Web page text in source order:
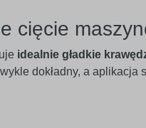
cięcie
idealnie gładkie
dokładny, a aplikacja